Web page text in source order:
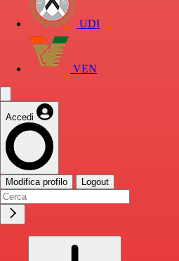
UDI
VEN
Accedi
Modifica profilo Logout